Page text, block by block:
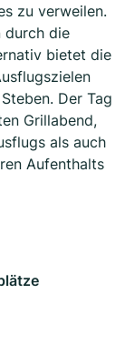
zu verweilen.
durch die
bietet die
Der Tag
Grillabend,
als auch
Aufenthalts